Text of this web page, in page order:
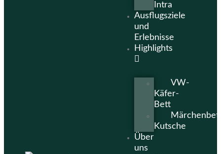
Intra
Ausflugsziele
und
Erlebnisse
Highlights
VW-
Käfer-
Bett
Kutsche
Über
uns